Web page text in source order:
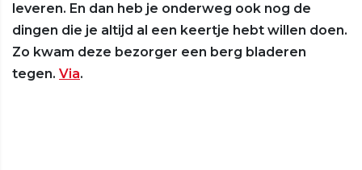
leveren. En dan heb je onderweg ook nog de
dingen die je altijd al een keertje hebt willen doen.
Zo kwam deze bezorger een berg bladeren
tegen. Via.